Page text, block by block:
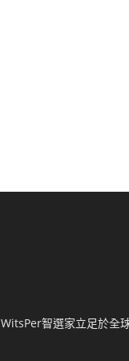
WitsPer智選家立足於全